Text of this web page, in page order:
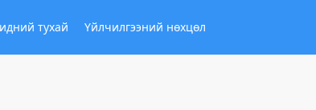
тухай Үйлчилгээний нөхцөл